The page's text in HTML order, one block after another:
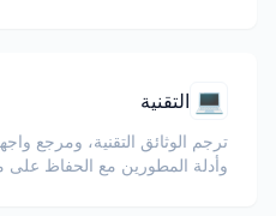
💻 التقنية
ترجم الوثائق التقنية، ومرجع
وأدلة المطورين مع الحفاظ على